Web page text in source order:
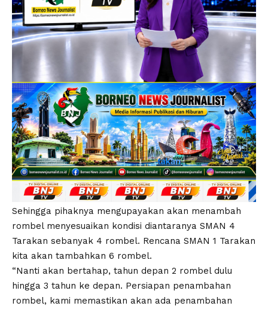
Sehingga pihaknya mengupayakan akan menambah
rombel menyesuaikan kondisi diantaranya SMAN 4
Tarakan sebanyak 4 rombel. Rencana SMAN 1 Tarakan
kita akan tambahkan 6 rombel.
“Nanti akan bertahap, tahun depan 2 rombel dulu
hingga 3 tahun ke depan. Persiapan penambahan
rombel, kami memastikan akan ada penambahan